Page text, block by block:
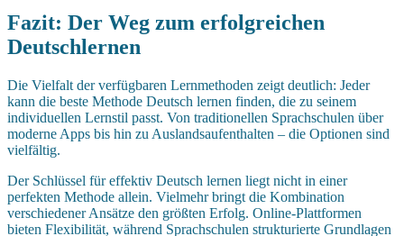
Fazit: Der Weg zum erfolgreichen
Deutschlernen
Die Vielfalt der verfügbaren Lernmethoden zeigt deutlich: Jeder
kann die beste Methode Deutsch lernen finden, die zu seinem
individuellen Lernstil passt. Von traditionellen Sprachschulen über
moderne Apps bis hin zu Auslandsaufenthalten – die Optionen sind
vielfältig.
Der Schlüssel für effektiv Deutsch lernen liegt nicht in einer
perfekten Methode allein. Vielmehr bringt die Kombination
verschiedener Ansätze den größten Erfolg. Online-Plattformen
bieten Flexibilität, während Sprachschulen strukturierte Grundlagen